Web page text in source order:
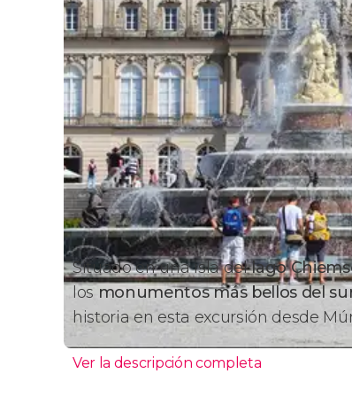
Situado en una isla dellago
los monumentos más bellos del
historia en esta excursión desde
Ver la descripción completa